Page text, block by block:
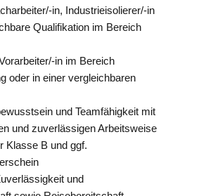
in, Industrieisolierer/-in
Qualifikation im Bereich
in im Bereich
oder in einer vergleichbaren
und Teamfähigkeit mit
und zuverlässigen Arbeitsweise
Klasse B und ggf.
und